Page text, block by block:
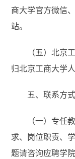
商大学官方微信
站。
（五）北京
归北京工商大学
五、联系方式
（一）专任
求、岗位职责、
题请咨询应聘学